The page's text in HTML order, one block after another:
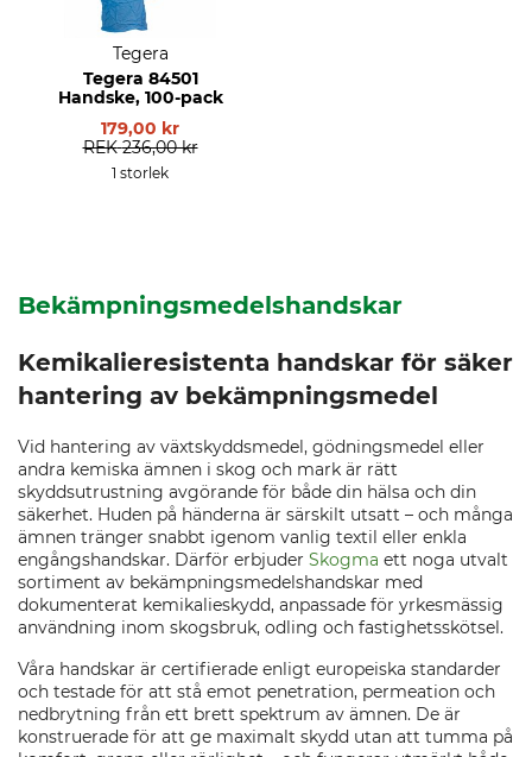
Tegera
Tegera 84501
Handske, 100-pack
179,00 kr
REK 236,00 kr
1 storlek
Bekämpningsmedelshandskar
Kemikalieresistenta handskar för säker
hantering av bekämpningsmedel
Vid hantering av växtskyddsmedel, gödningsmedel eller
andra kemiska ämnen i skog och mark är rätt
skyddsutrustning avgörande för både din hälsa och din
säkerhet. Huden på händerna är särskilt utsatt – och många
ämnen tränger snabbt igenom vanlig textil eller enkla
engångshandskar. Därför erbjuder Skogma ett noga utvalt
sortiment av bekämpningsmedelshandskar med
dokumenterat kemikalieskydd, anpassade för yrkesmässig
användning inom skogsbruk, odling och fastighetsskötsel.
Våra handskar är certifierade enligt europeiska standarder
och testade för att stå emot penetration, permeation och
nedbrytning från ett brett spektrum av ämnen. De är
konstruerade för att ge maximalt skydd utan att tumma på